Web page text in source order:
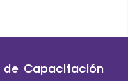
de Capacitación